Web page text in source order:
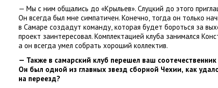
— Мы с ним общались до «Крыльев». Слуцкий до этого
Он всегда был мне симпатичен. Конечно, тогда он только
в Самаре создадут команду, которая будет бороться за
проект заинтересовал. Комплектацией клуба занимался
а он всегда умел собрать хороший коллектив.
— Также в самарский клуб перешел ваш
Он был одной из главных звезд сборной Чехии, как
на переезд?